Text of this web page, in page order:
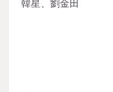
韓星、劉金田